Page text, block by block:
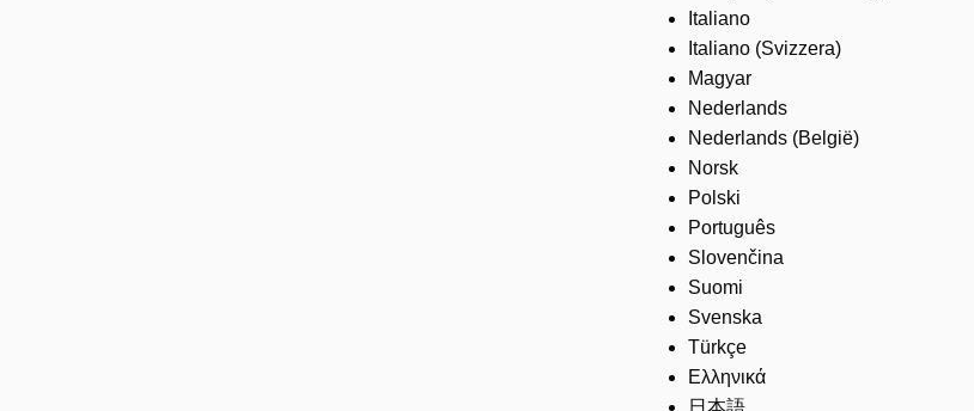
Italiano
Italiano (Svizzera)
Magyar
Nederlands
Nederlands (België)
Norsk
Polski
Português
Slovenčina
Suomi
Svenska
Türkçe
Ελληνικά
日本語